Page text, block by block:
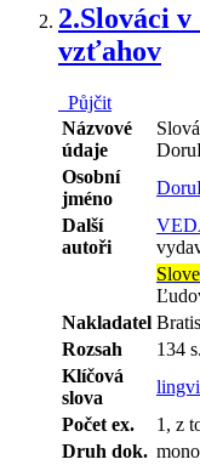
2.Slováci
vzťahov
Půjčit
Názvové
údaje
Osobní
jméno
Další
autoři
Nakladatel
Rozsah
134
Klíčová
slova
Počet ex.
1, z
Druh dok.